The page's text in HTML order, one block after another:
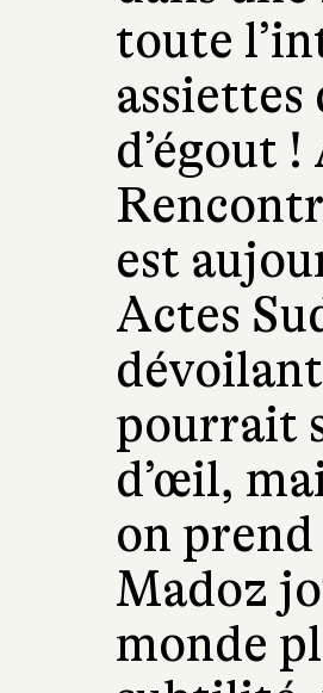
toute
d’égout
est
Actes
pourrait
d’œil,
on prend
Madoz
monde